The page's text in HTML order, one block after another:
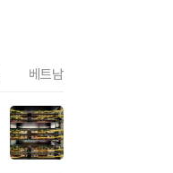
베트남